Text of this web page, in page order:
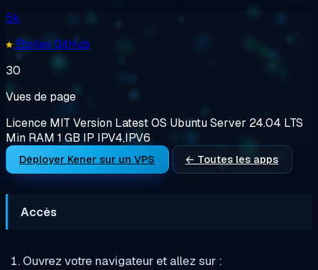
5k
Étoiles GitHub
30
Vues de page
Licence MIT Version LatestOS Ubuntu Server 24.04 LTS
Min RAM 1 GB IP IPV4,IPV6
Déployer Kener sur un VPS ← Toutes les apps
Accès
Ouvrez votre navigateur et allez sur :